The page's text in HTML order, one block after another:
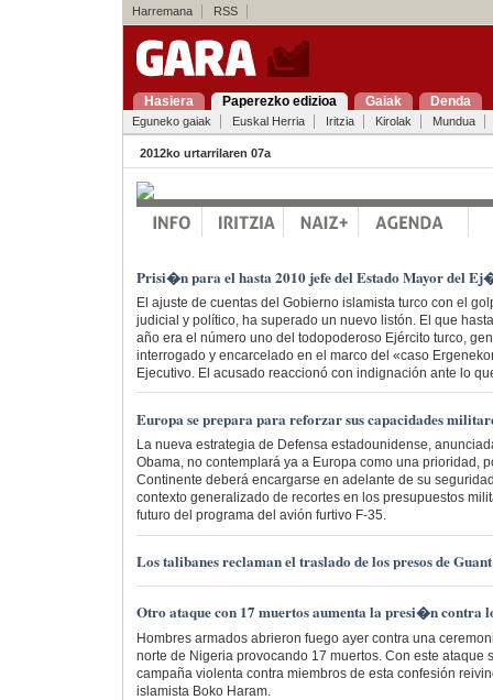
Harremana RSS
Hasiera Paperezko edizioa Gaiak Denda
Eguneko gaiak Euskal Herria Iritzia Kirolak Mundua
2012ko urtarrilaren 07a
Prisi�n para el hasta 2010 jefe del Estado Mayor del
El ajuste de cuentas del Gobierno islamista turco con el
judicial y político, ha superado un nuevo listón. El que
año era el número uno del todopoderoso Ejército turco,
interrogado y encarcelado en el marco del «caso
Ejecutivo. El acusado reaccionó con indignación ante lo
Europa se prepara para reforzar sus capacidades
La nueva estrategia de Defensa estadounidense,
Obama, no contemplará ya a Europa como una prioridad,
Continente deberá encargarse en adelante de su
contexto generalizado de recortes en los presupuestos
futuro del programa del avión furtivo F-35.
Los talibanes reclaman el traslado de los presos de
Otro ataque con 17 muertos aumenta la presi�n contra
Hombres armados abrieron fuego ayer contra una
norte de Nigeria provocando 17 muertos. Con este ataque
campaña violenta contra miembros de esta confesión
islamista Boko Haram.